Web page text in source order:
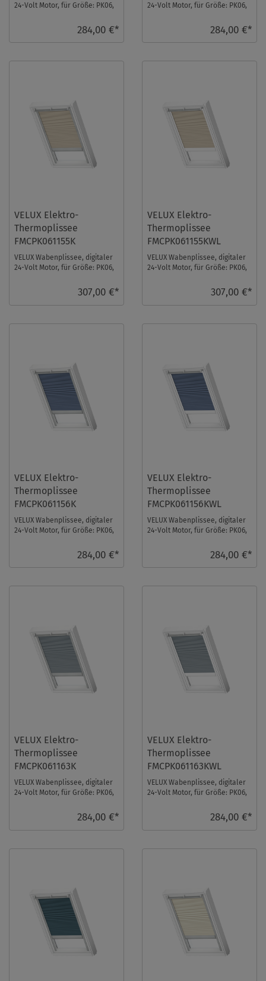
24-Volt Motor, für Größe: PK06,
284,00 €*
24-Volt Motor, für Größe: PK06,
284,00 €*
VELUX Elektro-
Thermoplissee
FMCPK061155K
VELUX Wabenplissee, digitaler
24-Volt Motor, für Größe: PK06,
307,00 €*
VELUX Elektro-
Thermoplissee
FMCPK061155KWL
VELUX Wabenplissee, digitaler
24-Volt Motor, für Größe: PK06,
307,00 €*
VELUX Elektro-
Thermoplissee
FMCPK061156K
VELUX Wabenplissee, digitaler
24-Volt Motor, für Größe: PK06,
284,00 €*
VELUX Elektro-
Thermoplissee
FMCPK061156KWL
VELUX Wabenplissee, digitaler
24-Volt Motor, für Größe: PK06,
284,00 €*
VELUX Elektro-
Thermoplissee
FMCPK061163K
VELUX Wabenplissee, digitaler
24-Volt Motor, für Größe: PK06,
284,00 €*
VELUX Elektro-
Thermoplissee
FMCPK061163KWL
VELUX Wabenplissee, digitaler
24-Volt Motor, für Größe: PK06,
284,00 €*